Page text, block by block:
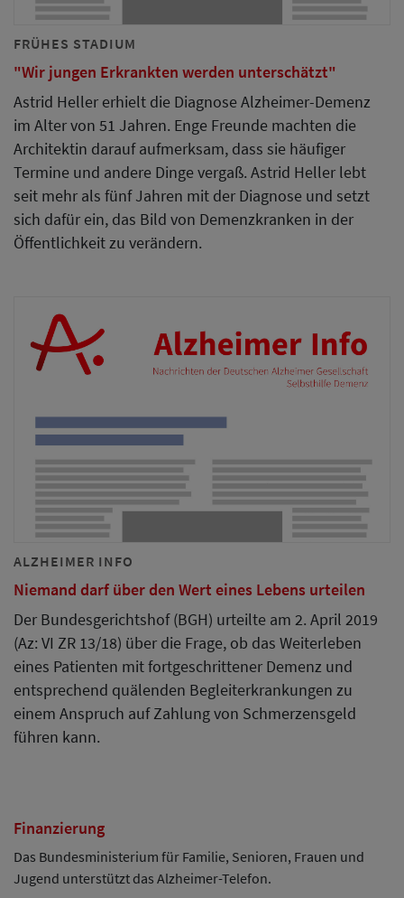
FRÜHES STADIUM
"Wir jungen Erkrankten werden unterschätzt"
Astrid Heller erhielt die Diagnose Alzheimer-Demenz
im Alter von 51 Jahren. Enge Freunde machten die
Architektin darauf aufmerksam, dass sie häufiger
Termine und andere Dinge vergaß. Astrid Heller lebt
seit mehr als fünf Jahren mit der Diagnose und setzt
sich dafür ein, das Bild von Demenzkranken in der
Öffentlichkeit zu verändern.
ALZHEIMER INFO
Niemand darf über den Wert eines Lebens urteilen
Der Bundesgerichtshof (BGH) urteilte am 2. April 2019
(Az: VI ZR 13/18) über die Frage, ob das Weiterleben
eines Patienten mit fortgeschrittener Demenz und
entsprechend quälenden Begleiterkrankungen zu
einem Anspruch auf Zahlung von Schmerzensgeld
führen kann.
Finanzierung
Das Bundesministerium für Familie, Senioren, Frauen und
Jugend unterstützt das Alzheimer-Telefon.